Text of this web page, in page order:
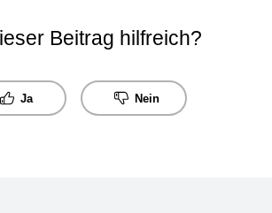
Beitrag hilfreich?
Ja Nein